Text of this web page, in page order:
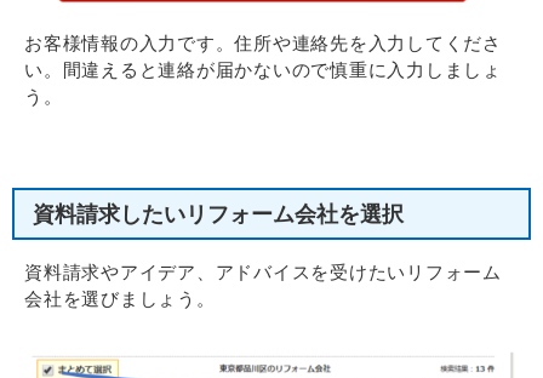
お客様情報の入力です。住所や連絡先を入力してくださ
い。間違えると連絡が届かないので慎重に入力しましょ
う。
資料請求したいリフォーム会社を選択
資料請求やアイデア、アドバイスを受けたいリフォーム
会社を選びましょう。